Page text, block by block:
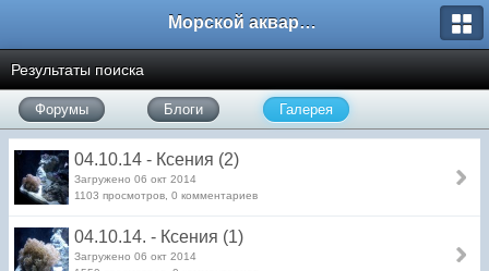
Морской аквариум. Форумы ReefCentral.ru
Результаты поиска
Форумы Блоги Галерея
04.10.14 - Ксения (2)
Загружено 06 окт 2014
1103 просмотров, 0 комментариев
04.10.14. - Ксения (1)
Загружено 06 окт 2014